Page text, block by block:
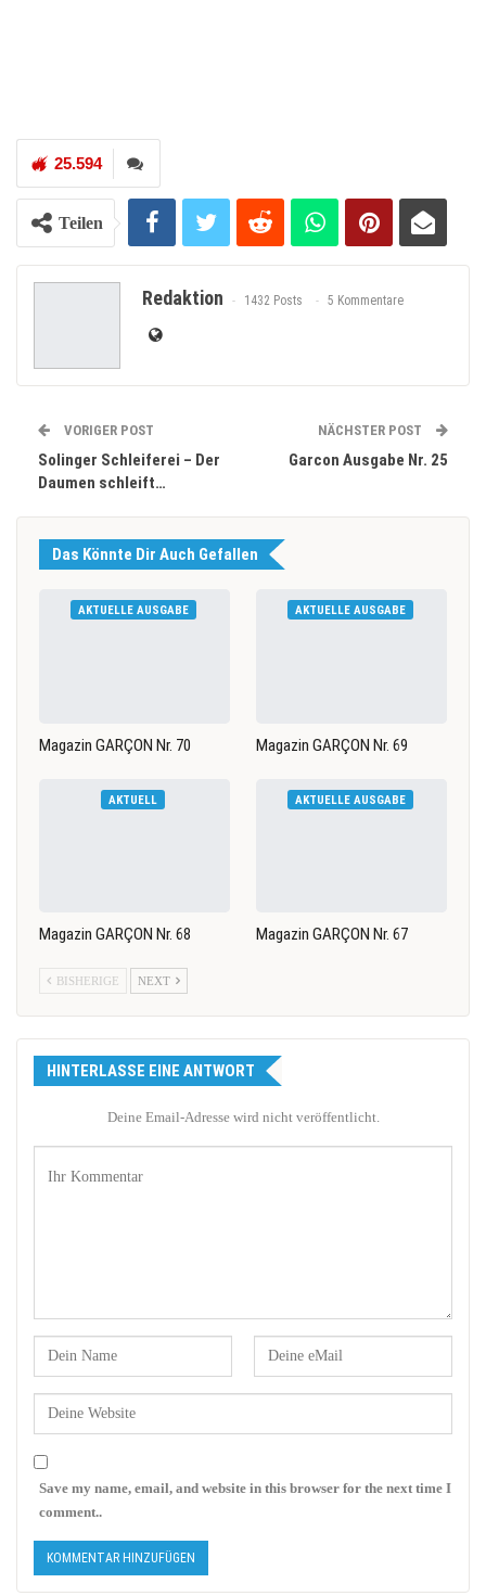
25.594
Teilen
Redaktion 1432 Posts 5 Kommentare
VORIGER POST
Solinger Schleiferei – Der
Daumen schleift…
NÄCHSTER POST
Garcon Ausgabe Nr. 25
Das Könnte Dir Auch Gefallen
AKTUELLE AUSGABE
Magazin GARÇON Nr. 70
AKTUELLE AUSGABE
Magazin GARÇON Nr. 69
AKTUELL
Magazin GARÇON Nr. 68
AKTUELLE AUSGABE
Magazin GARÇON Nr. 67
BISHERIGE NEXT
HINTERLASSE EINE ANTWORT
Deine Email-Adresse wird nicht veröffentlicht.
Save my name, email, and website in this browser for the next time I
comment..